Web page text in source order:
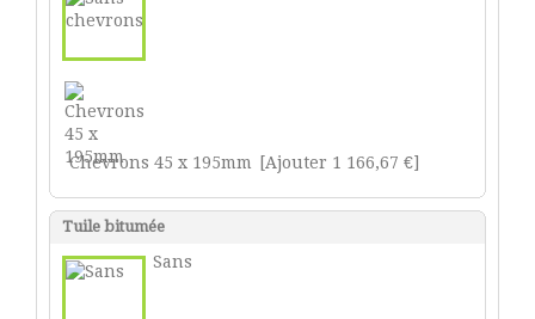
Chevrons 45 x 195mm [Ajouter 1 166,67 €]
Tuile bitumée
Sans